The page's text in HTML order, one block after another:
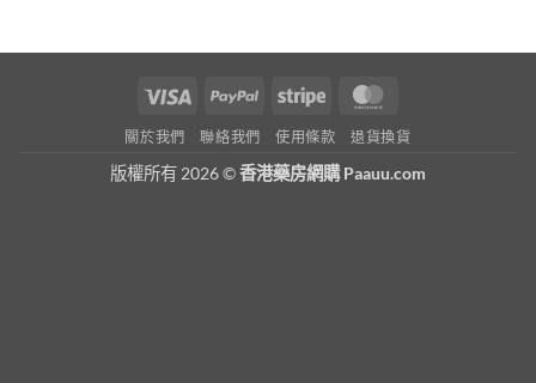
Visa PayPal Stripe
關於我們 聯絡我們 使用條款 退貨換貨
版權所有 2026 ©香港藥房網購 Paauu.com